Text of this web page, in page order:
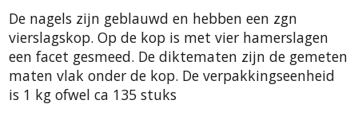
De nagels zijn geblauwd en hebben een zgn
vierslagskop. Op de kop is met vier hamerslagen
een facet gesmeed. De diktematen zijn de gemeten
maten vlak onder de kop. De verpakkingseenheid
is 1 kg ofwel ca 135 stuks